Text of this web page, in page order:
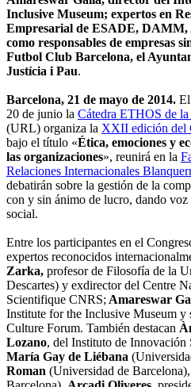
Inclusive Museum; expertos en
Empresarial de ESADE, DAMM,
como responsables de empresas
Futbol Club Barcelona, el
Justícia i Pau.
Barcelona, 21 de mayo de 2014.
20 de junio la Cátedra ETHOS de
(URL) organiza la XXII edición del
bajo el título «Ética, emociones y
las organizaciones», reunirá en la
Relaciones Internacionales
debatirán sobre la gestión de la
con y sin ánimo de lucro, dando voz
social.
Entre los participantes en el
expertos reconocidos
Zarka, profesor de Filosofía de la
Descartes) y exdirector del Centre
Scientifique CNRS; Amareswar
Institute for the Inclusive Museum y
Culture Forum. También destacan
Lozano, del Instituto de
María Gay de Liébana
Roman (Universidad de Barcelona),